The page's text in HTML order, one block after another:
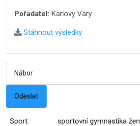
Pořadatel: Karlovy Vary
Stáhnout výsledky
Sport: sportovní gymnastika žen